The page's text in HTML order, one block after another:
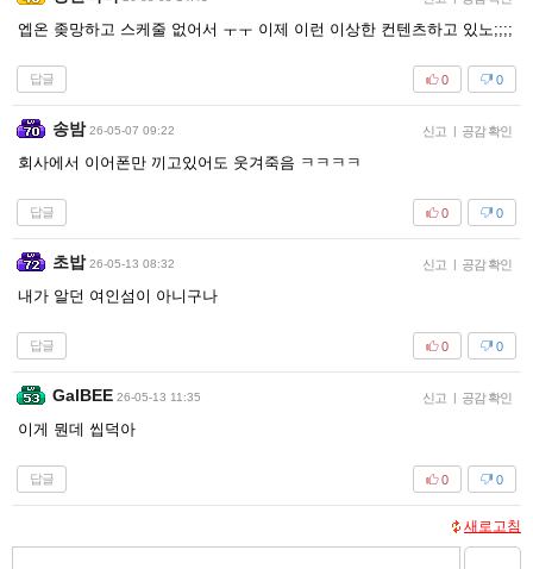
엡온 좆망하고 스케줄 없어서 ㅜㅜ 이제 이런 이상한 컨텐츠하고 있노;;;;
답글 0
0
송밤 26-05-07 09:22 신고 공감 확인
회사에서 이어폰만 끼고있어도 웃겨죽음 ㅋㅋㅋㅋ
답글 0
0
초밥 26-05-13 08:32 신고 공감 확인
내가 알던 여인섬이 아니구나
답글 0
0
GalBEE 26-05-13 11:35 신고 공감 확인
이게 뭔데 씹덕아
답글 0
0
새로고침